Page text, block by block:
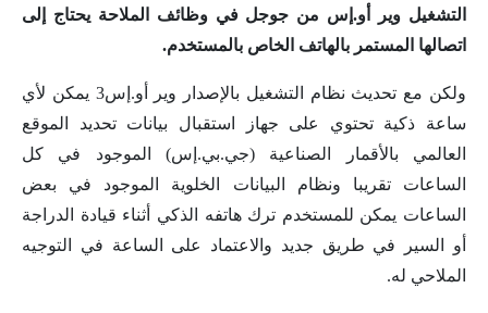
التشغيل وير أو.إس من جوجل في وظائف الملاحة يحتاج إلى
اتصالها المستمر بالهاتف الخاص بالمستخدم.
ولكن مع تحديث نظام التشغيل بالإصدار وير أو.إس3 يمكن لأي
ساعة ذكية تحتوي على جهاز استقبال بيانات تحديد الموقع
العالمي بالأقمار الصناعية (جي.بي.إس) الموجود في كل
الساعات تقريبا ونظام البيانات الخلوية الموجود في بعض
الساعات يمكن للمستخدم ترك هاتفه الذكي أثناء قيادة الدراجة
أو السير في طريق جديد والاعتماد على الساعة في التوجيه
الملاحي له.